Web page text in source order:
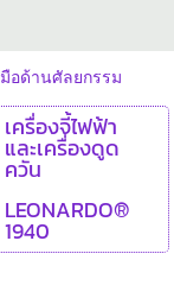
มือด้านศัลยกรรม
เครื่องจี้ไฟฟ้า
และเครื่องดูด
ควัน
LEONARDO®
1940